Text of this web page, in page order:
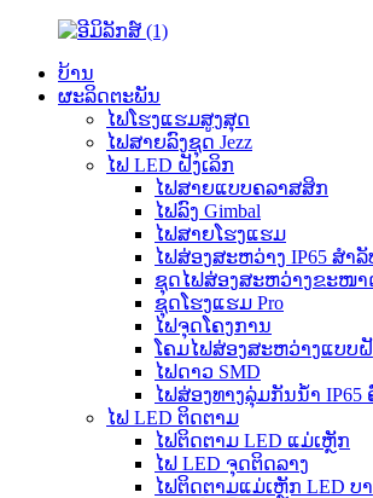
ບ້ານ
ຜະລິດຕະພັນ
ໄຟໂຮງແຮມສູງສຸດ
ໄຟສາຍລົງຊຸດ Jezz
ໄຟ LED ຝັງເລິກ
ໄຟສາຍແບບຄລາສສິກ
ໄຟລົງ Gimbal
ໄຟສາຍໂຮງແຮມ
ໄຟສ່ອງສະຫວ່າງ IP65 ສຳ
ຊຸດໄຟສ່ອງສະຫວ່າງຂະໜາ
ຊຸດໂຮງແຮມ Pro
ໄຟຈຸດໂຄງການ
ໂຄມໄຟສ່ອງສະຫວ່າງແບບຝັ
ໄຟດາວ SMD
ໄຟສ່ອງທາງລຸ່ມກັນນ້ຳ IP65
ໄຟ LED ຕິດຕາມ
ໄຟຕິດຕາມ LED ແມ່ເຫຼັກ
ໄຟ LED ຈຸດຕິດລາງ
ໄຟຕິດຕາມແມ່ເຫຼັກ LED ບ